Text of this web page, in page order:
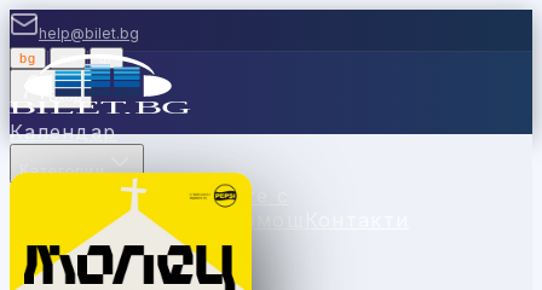
help@bilet.bg
bg |
Вход
Календар
Категории
Места КасиПродавайте с
Ваучери Новини